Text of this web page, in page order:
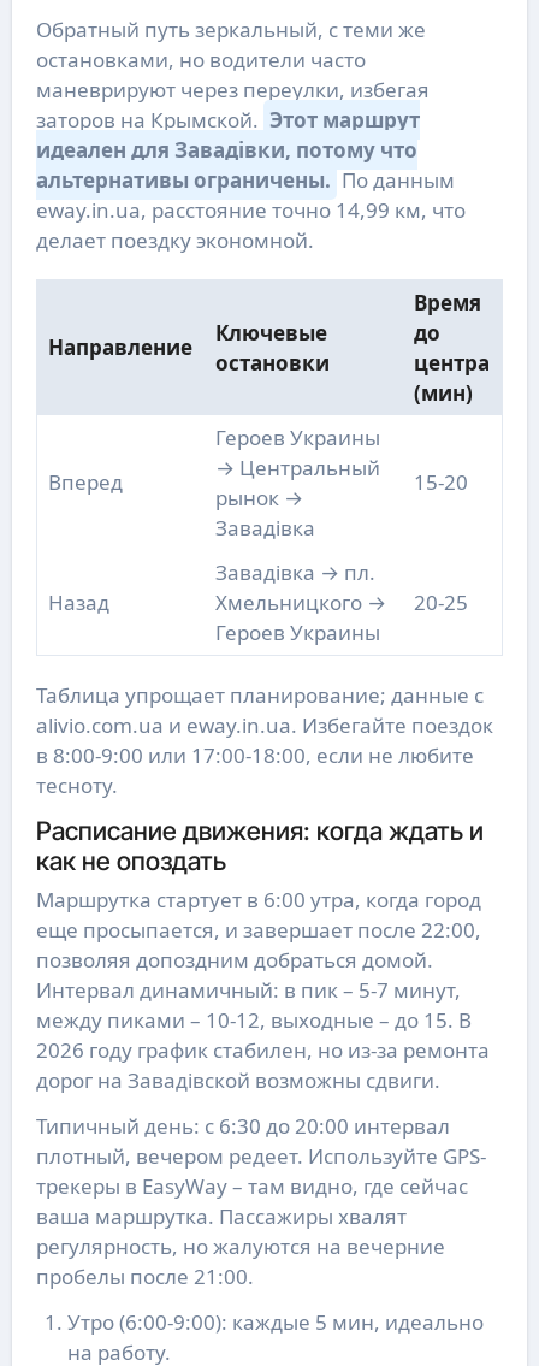
Обратный путь зеркальный, с теми же
остановками, но водители часто
маневрируют через переулки, избегая
заторов на Крымской. Этот маршрут
идеален для Завадівки, потому что
альтернативы ограничены. По данным
eway.in.ua, расстояние точно 14,99 км, что
делает поездку экономной.
Направление
Ключевые
остановки
Время
до
центра
(мин)
Вперед
Героев Украины
→ Центральный
рынок →
Завадівка
15-20
Назад
Завадівка → пл.
Хмельницкого →
Героев Украины
20-25
Таблица упрощает планирование; данные с
alivio.com.ua и eway.in.ua. Избегайте поездок
в 8:00-9:00 или 17:00-18:00, если не любите
тесноту.
Расписание движения: когда ждать и
как не опоздать
Маршрутка стартует в 6:00 утра, когда город
еще просыпается, и завершает после 22:00,
позволяя допоздним добраться домой.
Интервал динамичный: в пик – 5-7 минут,
между пиками – 10-12, выходные – до 15. В
2026 году график стабилен, но из-за ремонта
дорог на Завадівской возможны сдвиги.
Типичный день: с 6:30 до 20:00 интервал
плотный, вечером редеет. Используйте GPS-
трекеры в EasyWay – там видно, где сейчас
ваша маршрутка. Пассажиры хвалят
регулярность, но жалуются на вечерние
пробелы после 21:00.
Утро (6:00-9:00): каждые 5 мин, идеально
на работу.